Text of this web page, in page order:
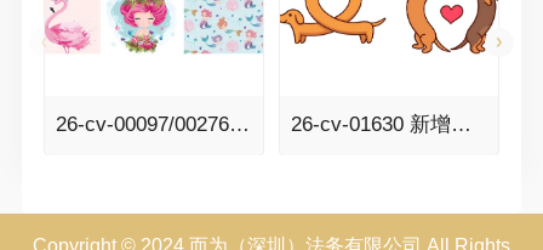
26-cv-00097/00276 几乎快被遗忘的美人鱼终于获批了！Senay Kurtulus美人鱼、动物元素插画版权全面来袭！ 26-cv-01630 新增避雷版权图+13！智利设计师irmirx可爱简洁的卡通涂鸦版权印花发案！
Copyright © 2024 而为（深圳）法务有限公司 All Rights